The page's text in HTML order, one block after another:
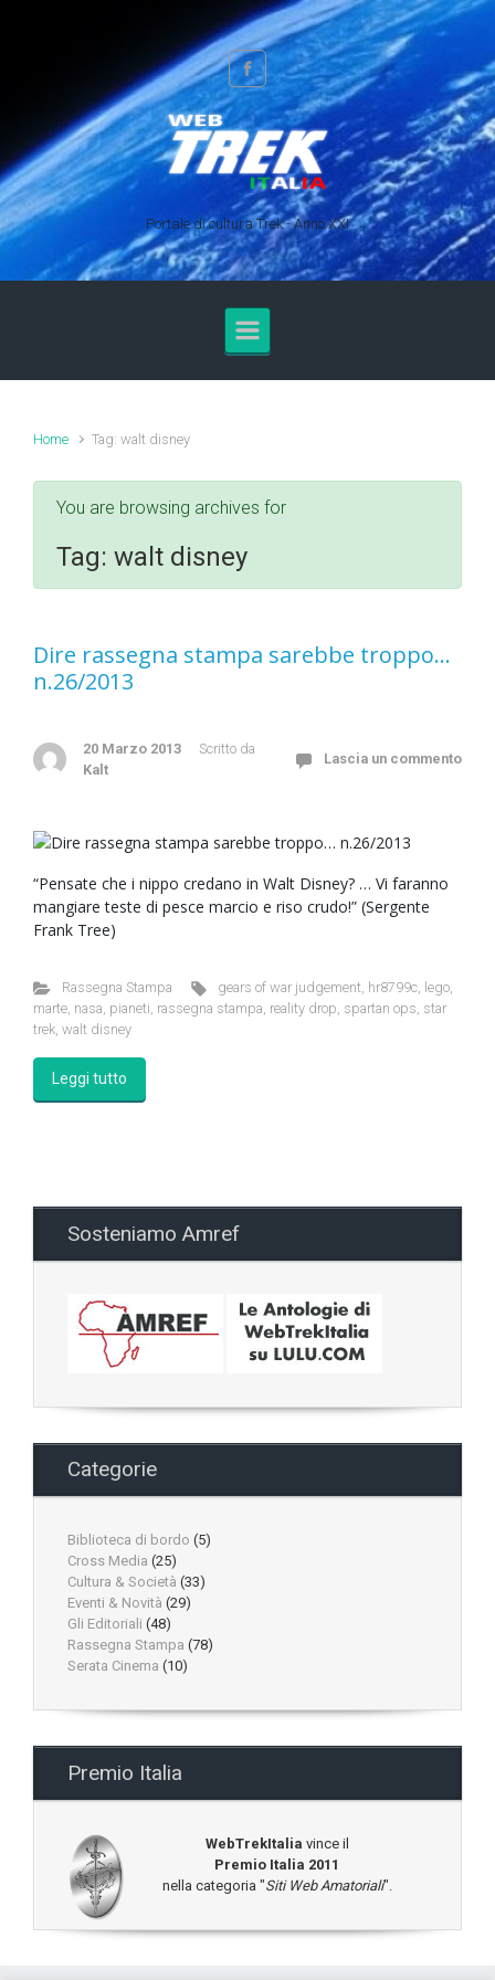
Portale di cultura Trek - Anno XXI
Home Tag: walt disney
You are browsing archives for
Tag: walt disney
Dire rassegna stampa sarebbe troppo…
n.26/2013
20 Marzo 2013
Scritto da
Kalt
Lascia un commento
“Pensate che i nippo credano in Walt Disney? … Vi faranno
mangiare teste di pesce marcio e riso crudo!” (Sergente
Frank Tree)
Rassegna Stampa gears of war judgement, hr8799c, lego,
marte, nasa, pianeti, rassegna stampa, reality drop, spartan ops, star
trek, walt disney
Leggi tutto
Sosteniamo Amref
Categorie
Biblioteca di bordo (5)
Cross Media (25)
Cultura & Società (33)
Eventi & Novità (29)
Gli Editoriali (48)
Rassegna Stampa (78)
Serata Cinema (10)
Premio Italia
WebTrekItalia vince il
Premio Italia 2011
nella categoria "Siti Web Amatoriali".